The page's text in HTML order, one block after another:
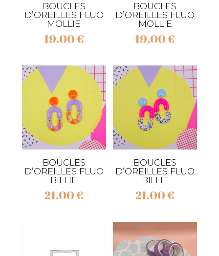
BOUCLES
D’OREILLES FLUO
MOLLIE
19,00€
BOUCLES
D’OREILLES FLUO
MOLLIE
19,00€
BOUCLES
D’OREILLES FLUO
BILLIE
21,00€
BOUCLES
D’OREILLES FLUO
BILLIE
21,00€